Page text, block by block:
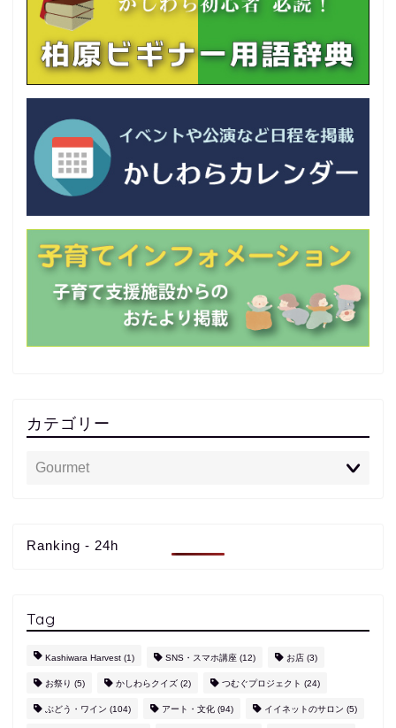
カテゴリー
Ranking - 24h
Tag
Kashiwara Harvest (1) SNS・スマホ講座 (12) お店 (3)
お祭り (5) かしわらクイズ (2) つむぐプロジェクト (24)
ぶどう・ワイン (104) アート・文化 (94) イイネットのサロン (5)